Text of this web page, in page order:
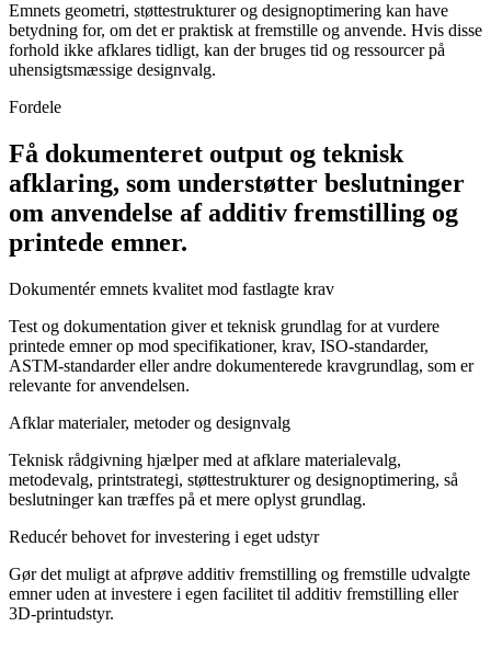
Emnets geometri, støttestrukturer og designoptimering kan have
betydning for, om det er praktisk at fremstille og anvende. Hvis disse
forhold ikke afklares tidligt, kan der bruges tid og ressourcer på
uhensigtsmæssige designvalg.
Fordele
Få dokumenteret output og teknisk
afklaring, som understøtter beslutninger
om anvendelse af additiv fremstilling og
printede emner.
Dokumentér emnets kvalitet mod fastlagte krav
Test og dokumentation giver et teknisk grundlag for at vurdere
printede emner op mod specifikationer, krav, ISO-standarder,
ASTM-standarder eller andre dokumenterede kravgrundlag, som er
relevante for anvendelsen.
Afklar materialer, metoder og designvalg
Teknisk rådgivning hjælper med at afklare materialevalg,
metodevalg, printstrategi, støttestrukturer og designoptimering, så
beslutninger kan træffes på et mere oplyst grundlag.
Reducér behovet for investering i eget udstyr
Gør det muligt at afprøve additiv fremstilling og fremstille udvalgte
emner uden at investere i egen facilitet til additiv fremstilling eller
3D-printudstyr.